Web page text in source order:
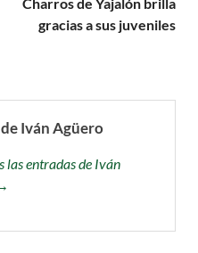
gracias a sus juveniles
Iván Agüero
las entradas de Iván